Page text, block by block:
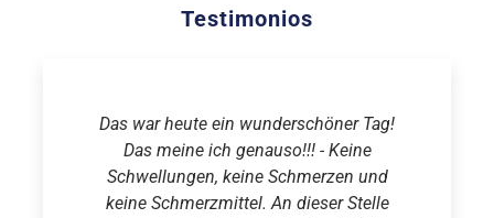
Testimonios
Das war heute ein wunderschöner Tag!
Das meine ich genauso!!! - Keine
Schwellungen, keine Schmerzen und
keine Schmerzmittel. An dieser Stelle